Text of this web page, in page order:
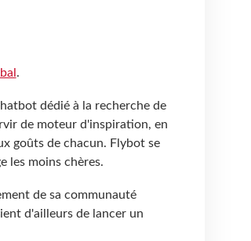
.
dédié à la recherche de
de moteur d'inspiration, en
goûts de chacun. Flybot se
les moins chères.
de sa communauté
d'ailleurs de lancer un